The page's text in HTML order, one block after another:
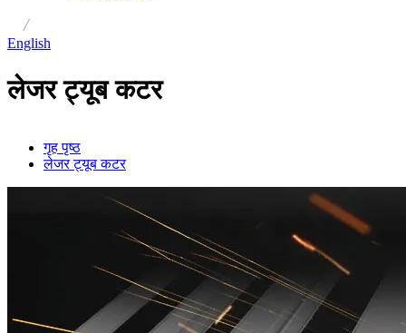
/
English
लेजर ट्यूब कटर
गृह पृष्ठ
लेजर ट्यूब कटर